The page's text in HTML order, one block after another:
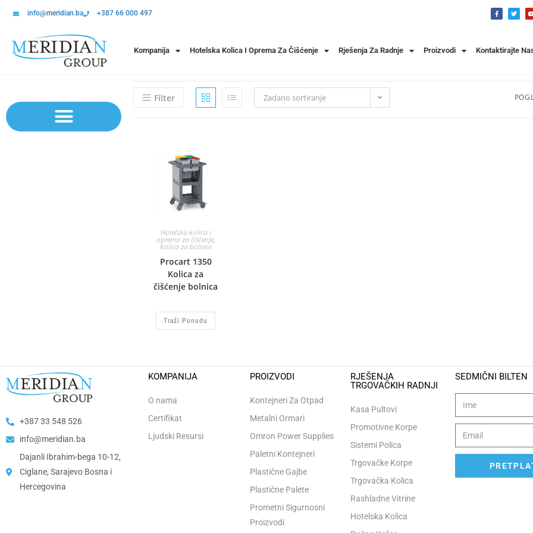
info@meridian.ba +387 66 000 497
Kompanija Hotelska Kolica I Oprema Za Čišćenje Rješenja Za Radnje Proizvodi Kontaktirajte
Filter Zadano sortiranje
Hotelska kolica i
oprema za čišćenje,
Kolica za bolnice
Procart 1350
Kolica za
čišćenje bolnica
Traži Ponudu
+387 33 548 526
info@meridian.ba
Dajanli Ibrahim-bega 10-12,
Ciglane, Sarajevo Bosna i
Hercegovina​
KOMPANIJA
O nama
Certifikat
Ljudski Resursi
PROIZVODI
Kontejneri Za Otpad
Metalni Ormari
Omron Power Supplies
Paletni Kontejneri
Plastične Gajbe
Plastične Palete
Prometni Sigurnosni
Proizvodi
RJEŠENJA
TRGOVAČKIH RADNJI
Kasa Pultovi
Promotivne Korpe
Sistemi Polica
Trgovačke Korpe
Trgovačka Kolica
Rashladne Vitrine
Hotelska Kolica
SEDMIČNI BILTEN